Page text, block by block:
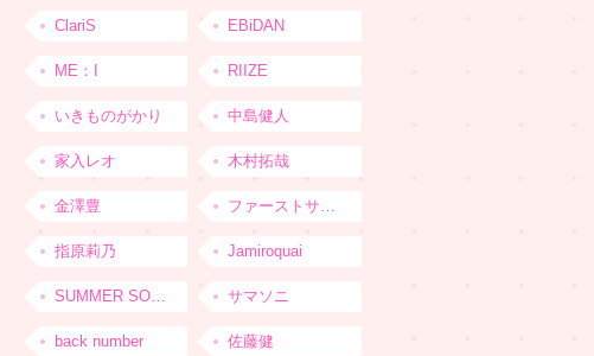
ClariS EBiDAN
ME：I RIIZE
いきものがかり 中島健人
家入レオ 木村拓哉
金澤豊 ファーストサマーウイカ
指原莉乃 Jamiroquai
SUMMER SONIC サマソニ
back number 佐藤健